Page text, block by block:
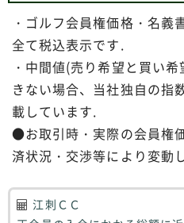
・ゴルフ会員権価格・名義
全て税込表示です.
・中間値(売り希望と買い
きない場合、当社独自の指
載しています.
●お取引時・実際の会員権
済状況・交渉等により変動
江刺ＣＣ